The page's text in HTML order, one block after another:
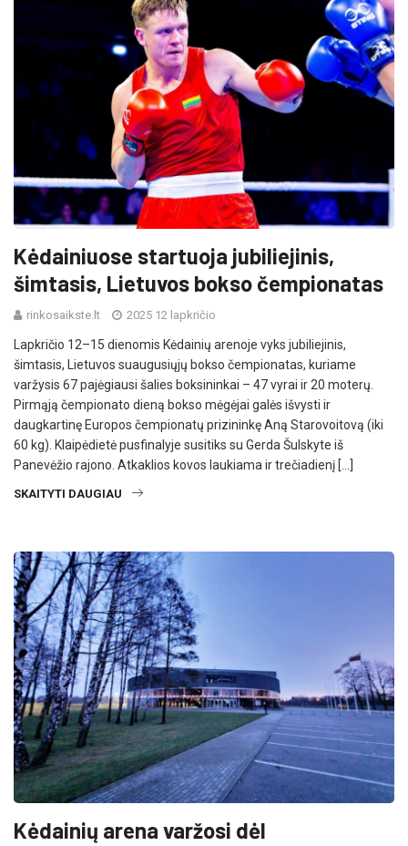
Kėdainiuose startuoja jubiliejinis,
šimtasis, Lietuvos bokso čempionatas
rinkosaikste.lt 2025 12 lapkričio
Lapkričio 12–15 dienomis Kėdainių arenoje vyks jubiliejinis,
šimtasis, Lietuvos suaugusiųjų bokso čempionatas, kuriame
varžysis 67 pajėgiausi šalies boksininkai – 47 vyrai ir 20 moterų.
Pirmąją čempionato dieną bokso mėgėjai galės išvysti ir
daugkartinę Europos čempionatų prizininkę Aną Starovoitovą (iki
60 kg). Klaipėdietė pusfinalyje susitiks su Gerda Šulskyte iš
Panevėžio rajono. Atkaklios kovos laukiama ir trečiadienį […]
SKAITYTI DAUGIAU
Kėdainių arena varžosi dėl